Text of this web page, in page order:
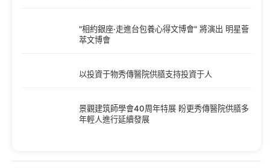
"相約銀座·走進台包養心得文博會" 將演出 明星薈
萃文博會
以投資于物秀傳醫院供膳支持投資于人
景觀建筑師學會40周年特展 盼更秀傳醫院供膳多
年輕人進行延續發展